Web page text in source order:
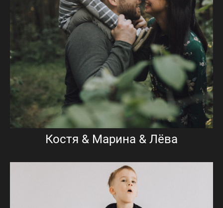
Костя & Марина & Лёва